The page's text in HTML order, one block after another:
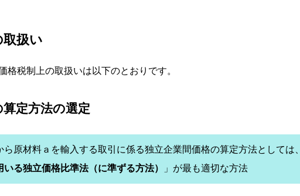
取扱い
格税制上の取扱いは以下のとおりです。
定方法の選定
原材料ａを輸入する取引に係る独立企業間価格の算定方法としては、
る独立価格比準法（に準ずる方法） 」が最も適切な方法